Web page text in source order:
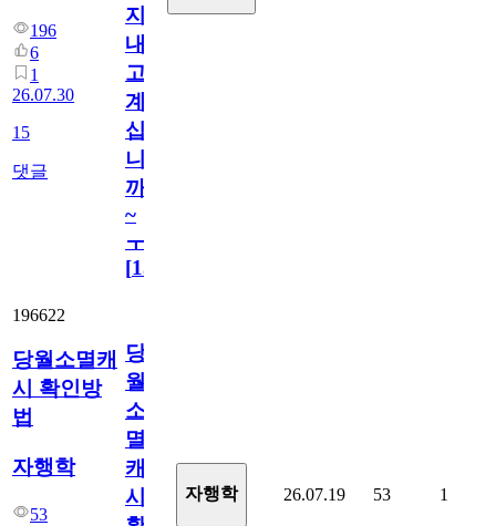
196
6
1
26.07.30
15
댓글
지
내
고
계
십
니
까
~
ㅜ
[15
196622
당월소멸캐
시 확인방
법
자행학
53
당
월
소
멸
캐
시
자행학 26.07.19 53 1